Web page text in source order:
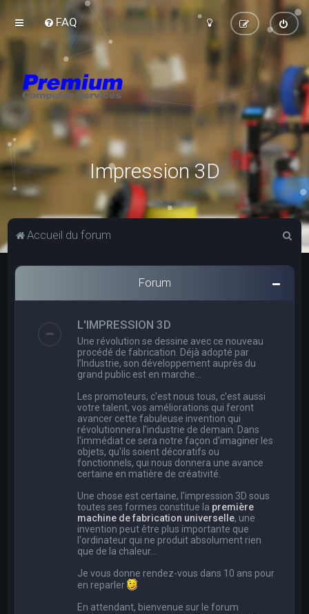
FAQ
Impression 3D
Accueil du forum
c
Forum
L'IMPRESSION 3D
Une révolution se dessine avec ce nouveau
procédé de fabrication. Déjà adopté par
l’Industrie, son développement auprès du
grand public est en marche…
Les promoteurs, c'est nous tous, c'est aussi
votre talent, vos améliorations qui feront
avancer cette fabuleuse invention qui
révolutionnera l'industrie de demain. Dans
l'immédiat ce sera notre façon d'imaginer les
objets, qu'ils soient décoratifs ou
fonctionnels, qui nous donnera une avance
certaine en matière de créativité.
Une chose est certaine, l'impression 3D sous
toutes ses formes constitue la première
machine de fabrication universelle, une
invention peut être plus importante que
l'ordinateur qui ne produit absolument rien
que de la chaleur...
Je vous donne rendez-vous dans 10 ans pour
en reparler
En attendant, bienvenue sur le forum